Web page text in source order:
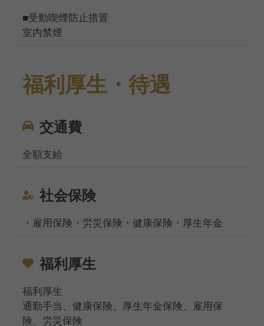
■受動喫煙防止措置
室内禁煙
福利厚生・待遇
交通費
全額支給
社会保険
・雇用保険・労災保険・健康保険・厚生年金
福利厚生
福利厚生
通勤手当、健康保険、厚生年金保険、雇用保
険、労災保険